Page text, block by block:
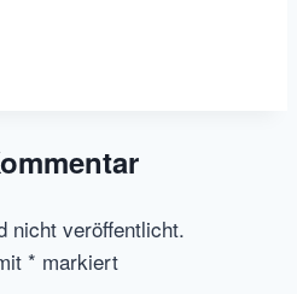
nicht veröffentlicht.
* markiert